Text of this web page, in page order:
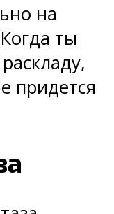
на
ты
придется